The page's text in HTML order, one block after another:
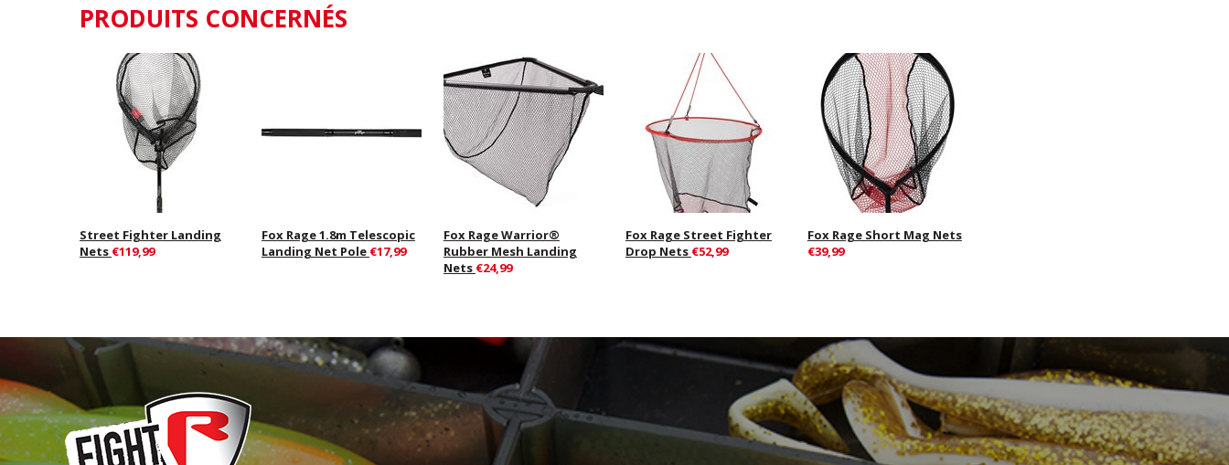
PRODUITS CONCERNÉS
Street Fighter Landing
Nets €119,99
Fox Rage 1.8m Telescopic
Landing Net Pole €17,99
Fox Rage Warrior®
Rubber Mesh Landing
Nets €24,99
Fox Rage Street Fighter
Drop Nets €52,99
Fox Rage Short Mag Nets
€39,99